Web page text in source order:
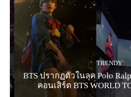
TRENDY
BTS ปรากฏตัวในลุค Polo
คอนเสิร์ต BTS WORLD